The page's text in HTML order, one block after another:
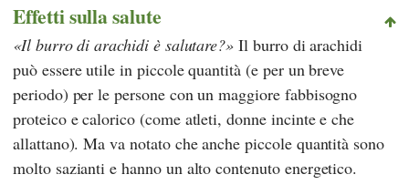
Effetti sulla salute
Il burro di arachidi è salutare? Il burro di arachidi
può essere utile in piccole quantità (e per un breve
periodo) per le persone con un maggiore fabbisogno
proteico e calorico (come atleti, donne incinte e che
allattano). Ma va notato che anche piccole quantità sono
molto sazianti e hanno un alto contenuto energetico.